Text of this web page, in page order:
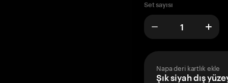
Set sayısı
Napa deri kartlık ekle
Şık siyah dış